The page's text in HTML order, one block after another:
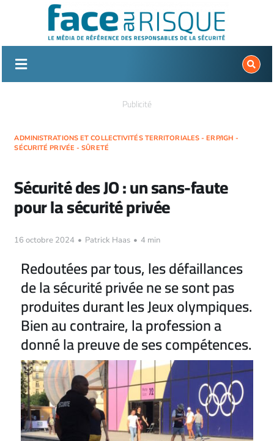
Publicité
ADMINISTRATIONS ET COLLECTIVITÉS TERRITORIALES - ERP/IGH -
SÉCURITÉ PRIVÉE - SÛRETÉ
Sécurité des JO : un sans-faute
pour la sécurité privée
16 octobre 2024 • Patrick Haas • 4 min
Redoutées par tous, les défaillances
de la sécurité privée ne se sont pas
produites durant les Jeux olympiques.
Bien au contraire, la profession a
donné la preuve de ses compétences.